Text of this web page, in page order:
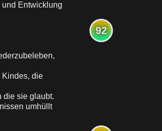
Entwicklung
Kindes, die
die sie glaubt.
umhüllt
92